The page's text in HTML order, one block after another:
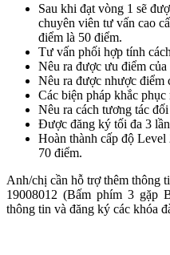
Sau khi đạt vòng 1 sẽ
chuyên viên tư vấn cao
điểm là 50 điểm.
Tư vấn phối hợp tính
Nêu ra được ưu điểm của
Nêu ra được nhược điểm
Các biện pháp khắc phục
Nêu ra cách tương tác
Được đăng ký tối đa 3
Hoàn thành cấp độ
70 điểm.
Anh/chị cần hỗ trợ thêm thông
19008012 (Bấm phím 3 gặp
thông tin và đăng ký các khóa